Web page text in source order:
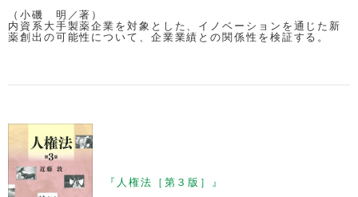
（小磯 明／著）
内資系大手製薬企業を対象とした、イノベーションを通じた新
薬創出の可能性について、企業業績との関係性を検証する。
『人権法［第３版］』